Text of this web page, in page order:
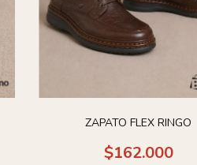
ZAPATO FLEX RINGO
$162.000